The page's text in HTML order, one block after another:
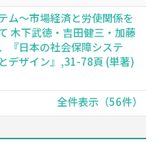
ム〜市場経済と労使関係を
木下武徳・吉田健三・加藤
『日本の社会保障システ
デザイン』,31-78頁 (単著)
全件表示（56件）